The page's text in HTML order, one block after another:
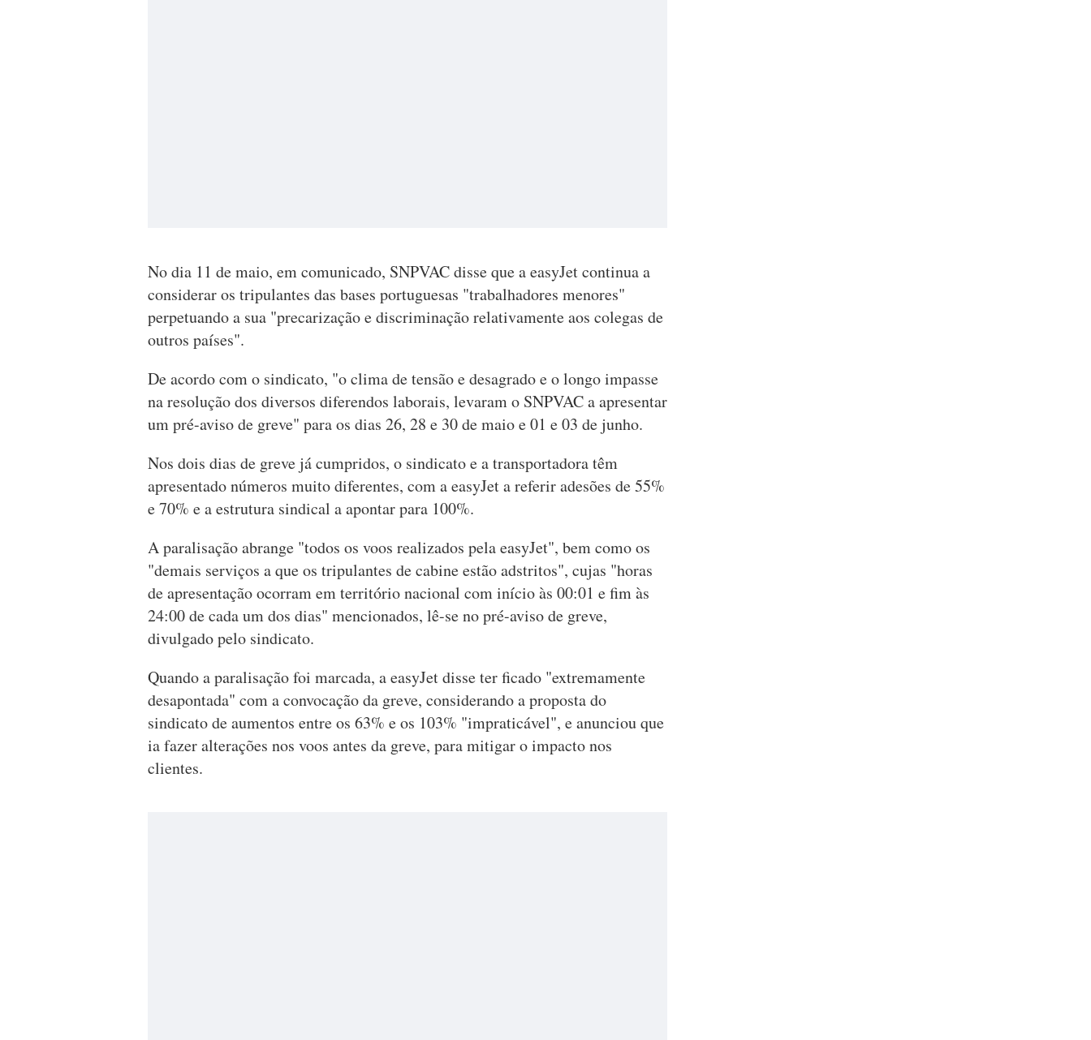
No dia 11 de maio, em comunicado, SNPVAC disse que a easyJet continua a
considerar os tripulantes das bases portuguesas "trabalhadores menores"
perpetuando a sua "precarização e discriminação relativamente aos colegas de
outros países".
De acordo com o sindicato, "o clima de tensão e desagrado e o longo impasse
na resolução dos diversos diferendos laborais, levaram o SNPVAC a apresentar
um pré-aviso de greve" para os dias 26, 28 e 30 de maio e 01 e 03 de junho.
Nos dois dias de greve já cumpridos, o sindicato e a transportadora têm
apresentado números muito diferentes, com a easyJet a referir adesões de 55%
e 70% e a estrutura sindical a apontar para 100%.
A paralisação abrange "todos os voos realizados pela easyJet", bem como os
"demais serviços a que os tripulantes de cabine estão adstritos", cujas "horas
de apresentação ocorram em território nacional com início às 00:01 e fim às
24:00 de cada um dos dias" mencionados, lê-se no pré-aviso de greve,
divulgado pelo sindicato.
Quando a paralisação foi marcada, a easyJet disse ter ficado "extremamente
desapontada" com a convocação da greve, considerando a proposta do
sindicato de aumentos entre os 63% e os 103% "impraticável", e anunciou que
ia fazer alterações nos voos antes da greve, para mitigar o impacto nos
clientes.